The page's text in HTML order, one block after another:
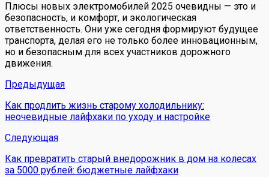
Плюсы новых электромобилей 2025 очевидны — это и
безопасность, и комфорт, и экологическая
ответственность. Они уже сегодня формируют будущее
транспорта, делая его не только более инновационным,
но и безопасным для всех участников дорожного
движения.
Предыдущая
Как продлить жизнь старому холодильнику:
неочевидные лайфхаки по уходу и настройке
Следующая
Как превратить старый внедорожник в дом на колесах
за 5000 рублей: бюджетные лайфхаки